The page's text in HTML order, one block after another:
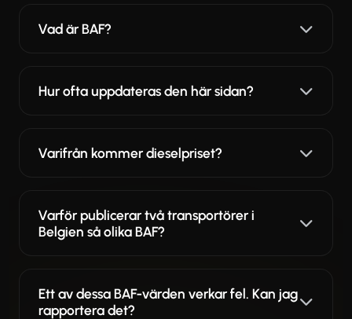
Vad är BAF?
Hur ofta uppdateras den här sidan?
Varifrån kommer dieselpriset?
Varför publicerar två transportörer i
Belgien så olika BAF?
Ett av dessa BAF-värden verkar fel. Kan jag
rapportera det?